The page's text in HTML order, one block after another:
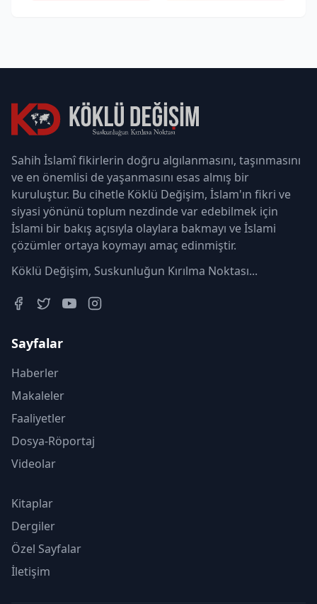
Sahih İslamî fikirlerin doğru algılanmasını, taşınmasını
ve en önemlisi de yaşanmasını esas almış bir
kuruluştur. Bu cihetle Köklü Değişim, İslam'ın fikri ve
siyasi yönünü toplum nezdinde var edebilmek için
İslami bir bakış açısıyla olaylara bakmayı ve İslami
çözümler ortaya koymayı amaç edinmiştir.
Köklü Değişim, Suskunluğun Kırılma Noktası...
Sayfalar
Haberler
Makaleler
Faaliyetler
Dosya-Röportaj
Videolar
Kitaplar
Dergiler
Özel Sayfalar
İletişim